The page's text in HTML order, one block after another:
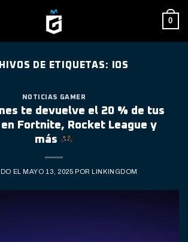
0
DE ETIQUETAS: IOS
NOTICIAS GAMER
te devuelve el 20 % de tus
Fortnite, Rocket League y
más
EL MAYO 13, 2025 POR LINKINGDOM